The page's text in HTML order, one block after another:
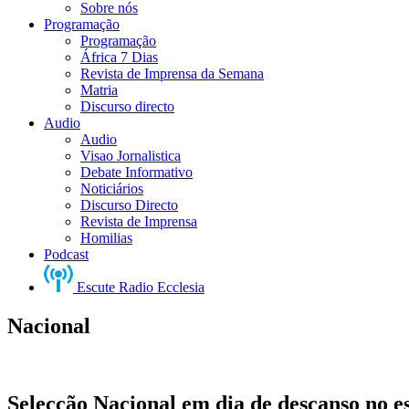
Sobre nós
Programação
Programação
África 7 Dias
Revista de Imprensa da Semana
Matria
Discurso directo
Audio
Audio
Visao Jornalistica
Debate Informativo
Noticiários
Discurso Directo
Revista de Imprensa
Homilias
Podcast
Escute Radio Ecclesia
Nacional
Selecção Nacional em dia de descanso no